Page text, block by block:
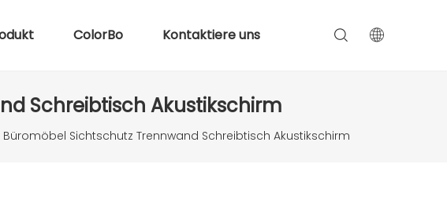
ColorBo Kontaktiere uns
Schreibtisch Akustikschirm
Büromöbel Sichtschutz Trennwand Schreibtisch Akustikschirm